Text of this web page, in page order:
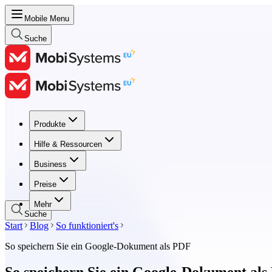
Mobile Menu
Suche
Produkte
Hilfe & Ressourcen
Business
Preise
Mehr
Produkte
Hilfe & Ressourcen
Business
Preise
Suche
Start Blog
So funktioniert's
So speichern Sie ein Google-Dokument als PDF